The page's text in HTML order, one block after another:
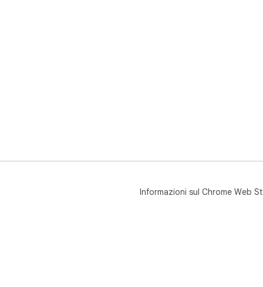
Informazioni sul Chrome Web